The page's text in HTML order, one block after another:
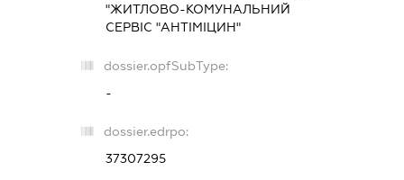
"ЖИТЛОВО-КОМУНАЛЬНИЙ
СЕРВІС "АНТІМІЦИН"
dossier.opfSubType:
-
dossier.edrpo:
37307295